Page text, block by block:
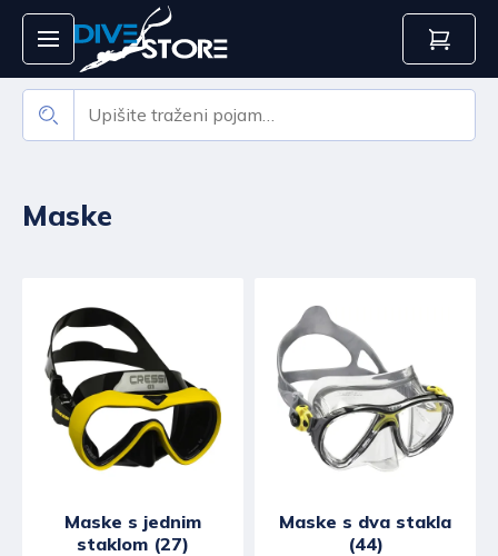
Maske
Maske s jednim
staklom (27)
Maske s dva stakla
(44)